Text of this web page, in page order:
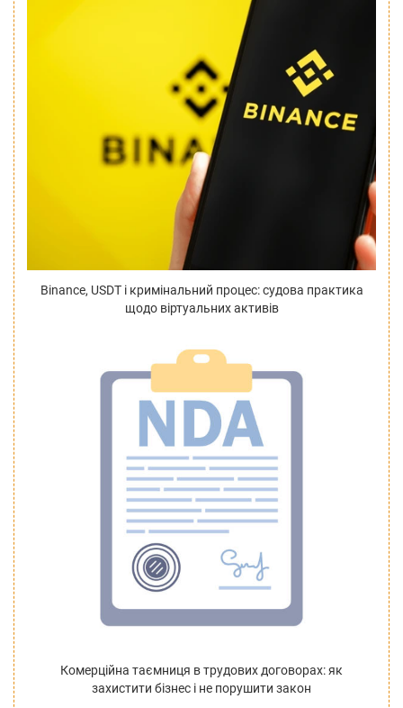
Binance, USDT і кримінальний процес: судова практика
щодо віртуальних активів
Комерційна таємниця в трудових договорах: як
захистити бізнес і не порушити закон